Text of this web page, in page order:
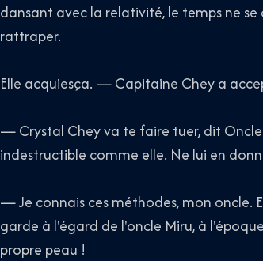
dansant avec la relativité, le temps ne
rattraper.
Elle acquiesça. — Capitaine Chey a
— Crystal Chey va te faire tuer, dit
indestructible comme elle. Ne lui en
— Je connais ces méthodes, mon oncle.
garde à l'égard de l'oncle Miru, à
propre peau !